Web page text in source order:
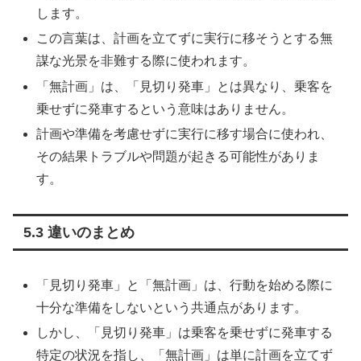
します。
この言葉は、計画を立てずに実行に移そうとする無
謀な光景を非難する際に使われます。
「無計画」は、「見切り発車」とは異なり、乗客を
乗せずに発車するという意味はありません。
計画や準備を考慮せずに実行に移す場合に使われ、
その結果トラブルや問題が起きる可能性がありま
す。
5.3 違いのまとめ
「見切り発車」と「無計画」は、行動を始める際に
十分な準備をしないという共通点があります。
しかし、「見切り発車」は乗客を乗せずに発車する
特定の状況を指し、「無計画」は単に計画を立てず